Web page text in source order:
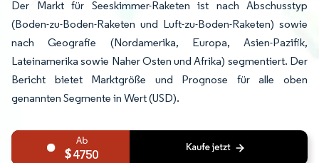
Der Markt für Seeskimmer-Raketen ist nach Abschusstyp
(Boden-zu-Boden-Raketen und Luft-zu-Boden-Raketen) sowie
nach Geografie (Nordamerika, Europa, Asien-Pazifik,
Lateinamerika sowie Naher Osten und Afrika) segmentiert. Der
Bericht bietet Marktgröße und Prognose für alle oben
genannten Segmente in Wert (USD).
4750